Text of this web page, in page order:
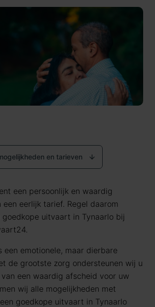
en tarieven
een persoonlijk en waardig
eerlijk tarief. Regel daarom
goedkope uitvaart in Tynaarlo bij
een emotionele, maar dierbare
de grootste zorg ondersteunen wij u
een waardig afscheid voor uw
wij alle mogelijkheden met
goedkope uitvaart in Tynaarlo